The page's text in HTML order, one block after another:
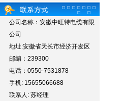
公司名称：安徽中旺特电缆有限
公司
地址:安徽省天长市经济开发区
邮编：239300
电话：0550-7531878
手机: 15655066688
联系人: 苏经理